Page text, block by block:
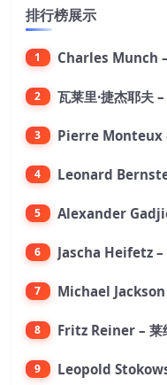
排行榜展示
1
2
3
4
5
6
7
8
9